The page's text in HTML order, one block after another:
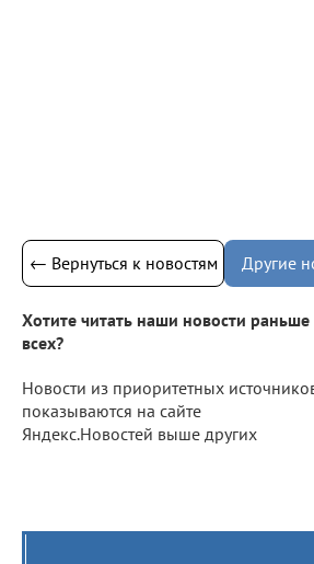
← Вернуться к новостям Другие
Хотите читать наши новости раньше
всех?
Новости из приоритетных
показываются на сайте
Яндекс.Новостей выше других